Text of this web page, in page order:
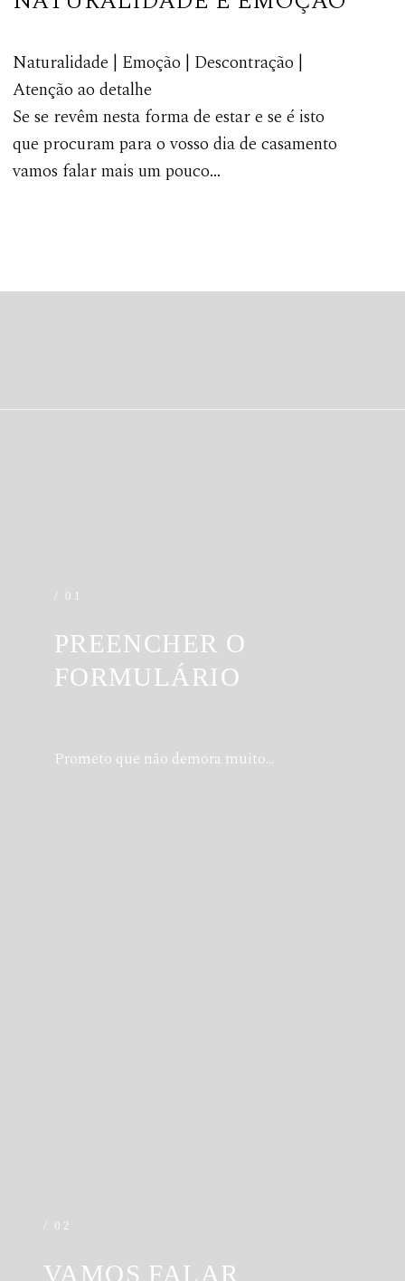
Naturalidade | Emoção | Descontração |
Atenção ao detalhe
Se se revêm nesta forma de estar e se é isto
que procuram para o vosso dia de casamento
vamos falar mais um pouco...
/ 02
/ 01
VAMOS FALAR
PREENCHER O
FORMULÁRIO
Prometo que não demora muito...